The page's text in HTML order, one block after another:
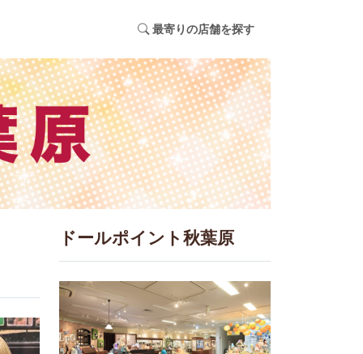
最寄りの店舗を探す
ドールポイント秋葉原